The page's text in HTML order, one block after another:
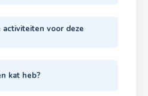
voor deze
kat heb?